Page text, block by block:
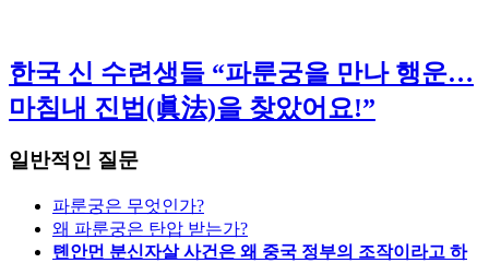
한국 신 수련생들 “파룬궁을 만나 행운…
마침내 진법(眞法)을 찾았어요!”
일반적인 질문
파룬궁은 무엇인가?
왜 파룬궁은 탄압 받는가?
톈안먼 분신자살 사건은 왜 중국 정부의 조작이라고 하